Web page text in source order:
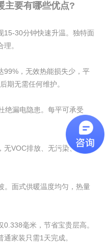
主要有哪些优点?
30分钟快速升温。独特面
。
，无效热能损失少，平
期无需任何维护。
漏电隐患。每平可承受
VOC排放、无污染、无噪
面式供暖温度均匀，热量
毫米，节省宝贵层高。
家装只需1天完成。